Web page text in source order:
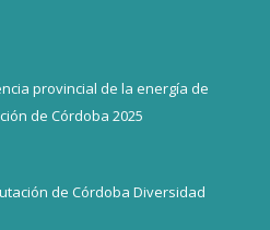
provincial de la energía de
de Córdoba 2025
de Córdoba Diversidad